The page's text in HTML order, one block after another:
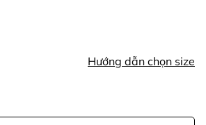
Hướng dẫn chọn size